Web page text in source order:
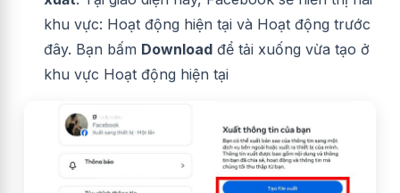
khu vực: Hoạt động hiện tại và Hoạt động trước
đây. Bạn bấm Download để tải xuống vừa tạo ở
khu vực Hoạt động hiện tại